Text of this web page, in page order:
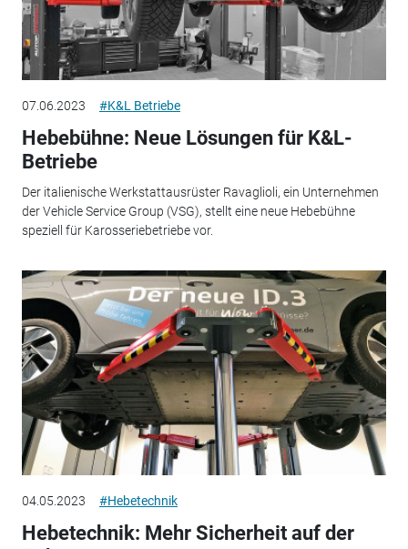
07.06.2023 #K&L Betriebe
Hebebühne: Neue Lösungen für K&L-
Betriebe
Der italienische Werkstattausrüster Ravaglioli, ein Unternehmen
der Vehicle Service Group (VSG), stellt eine neue Hebebühne
speziell für Karosseriebetriebe vor.
04.05.2023 #Hebetechnik
Hebetechnik: Mehr Sicherheit auf der